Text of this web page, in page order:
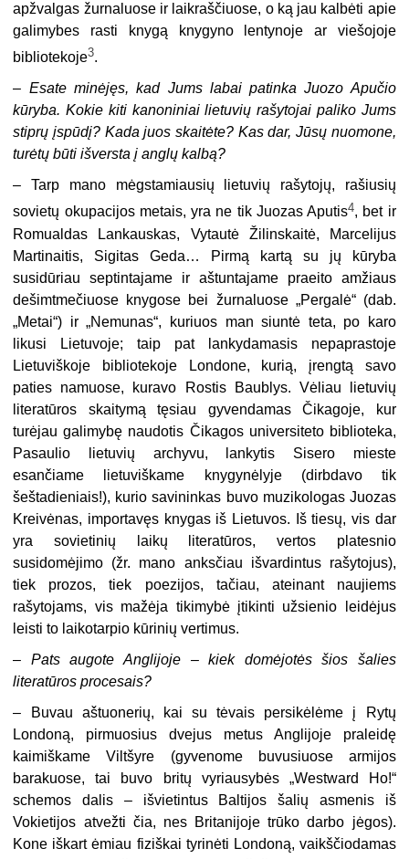
apžvalgas žurnaluose ir laikraščiuose, o ką jau kalbėti apie
galimybes rasti knygą knygyno lentynoje ar viešojoje
bibliotekoje3.
– Esate minėjęs, kad Jums labai patinka Juozo Apučio
kūryba. Kokie kiti kanoniniai lietuvių rašytojai paliko Jums
stiprų įspūdį? Kada juos skaitėte? Kas dar, Jūsų nuomone,
turėtų būti išversta į anglų kalbą?
–Tarp mano mėgstamiausių lietuvių rašytojų, rašiusių
sovietų okupacijos metais, yra ne tik Juozas Aputis4, bet ir
Romualdas Lankauskas, Vytautė Žilinskaitė, Marcelijus
Martinaitis, Sigitas Geda… Pirmą kartą su jų kūryba
susidūriau septintajame ir aštuntajame praeito amžiaus
dešimtmečiuose knygose bei žurnaluose „Pergalė“ (dab.
„Metai“) ir „Nemunas“, kuriuos man siuntė teta, po karo
likusi Lietuvoje; taip pat lankydamasis nepaprastoje
Lietuviškoje bibliotekoje Londone, kurią, įrengtą savo
paties namuose, kuravo Rostis Baublys. Vėliau lietuvių
literatūros skaitymą tęsiau gyvendamas Čikagoje, kur
turėjau galimybę naudotis Čikagos universiteto biblioteka,
Pasaulio lietuvių archyvu, lankytis Sisero mieste
esančiame lietuviškame knygynėlyje (dirbdavo tik
šeštadieniais!), kurio savininkas buvo muzikologas Juozas
Kreivėnas, importavęs knygas iš Lietuvos. Iš tiesų, vis dar
yra sovietinių laikų literatūros, vertos platesnio
susidomėjimo (žr. mano anksčiau išvardintus rašytojus),
tiek prozos, tiek poezijos, tačiau, ateinant naujiems
rašytojams, vis mažėja tikimybė įtikinti užsienio leidėjus
leisti to laikotarpio kūrinių vertimus.
– Pats augote Anglijoje – kiek domėjotės šios šalies
literatūros procesais?
–
Buvau aštuonerių, kai su tėvais persikėlėme į Rytų
Londoną, pirmuosius dvejus metus Anglijoje praleidę
kaimiškame Viltšyre (gyvenome buvusiuose armijos
barakuose, tai buvo britų vyriausybės „Westward Ho!“
schemos dalis – išvietintus Baltijos šalių asmenis iš
Vokietijos atvežti čia, nes Britanijoje trūko darbo jėgos).
Kone iškart ėmiau fiziškai tyrinėti Londoną, vaikščiodamas